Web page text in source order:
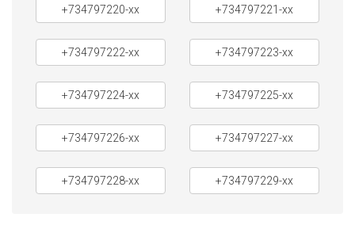
+734797220-xx +734797221-xx
+734797222-xx +734797223-xx
+734797224-xx +734797225-xx
+734797226-xx +734797227-xx
+734797228-xx +734797229-xx